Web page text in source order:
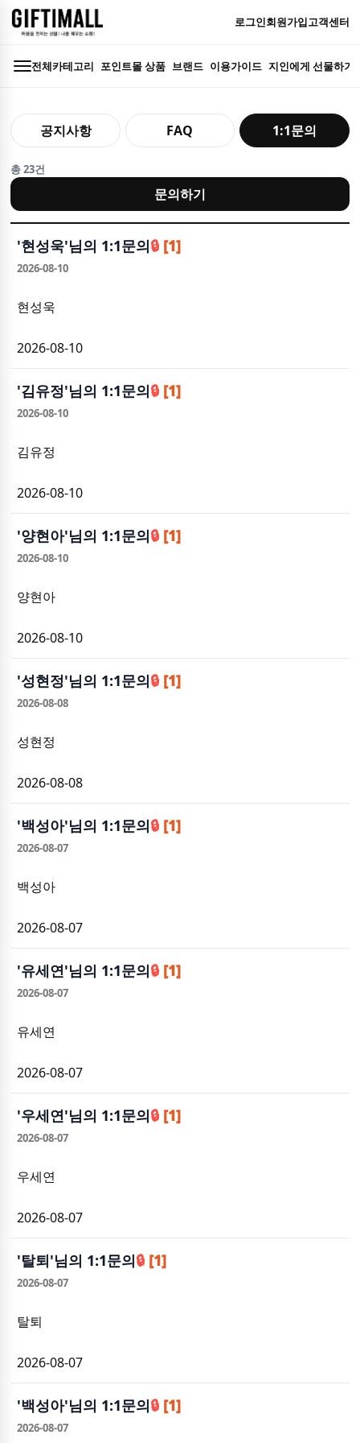
로그인회원가입고객센터
전체카테고리 포인트몰 상품 브랜드 이용가이드 지인에게 선물하기
공지사항 FAQ 1:1문의
총 23건
문의하기
'현성욱'님의 1:1문의🔒 [1]
2026-08-10
현성욱
2026-08-10
'김유정'님의 1:1문의🔒 [1]
2026-08-10
김유정
2026-08-10
'양현아'님의 1:1문의🔒 [1]
2026-08-10
양현아
2026-08-10
'성현정'님의 1:1문의🔒 [1]
2026-08-08
성현정
2026-08-08
'백성아'님의 1:1문의🔒 [1]
2026-08-07
백성아
2026-08-07
'유세연'님의 1:1문의🔒 [1]
2026-08-07
유세연
2026-08-07
'우세연'님의 1:1문의🔒 [1]
2026-08-07
우세연
2026-08-07
'탈퇴'님의 1:1문의🔒 [1]
2026-08-07
탈퇴
2026-08-07
'백성아'님의 1:1문의🔒 [1]
2026-08-07